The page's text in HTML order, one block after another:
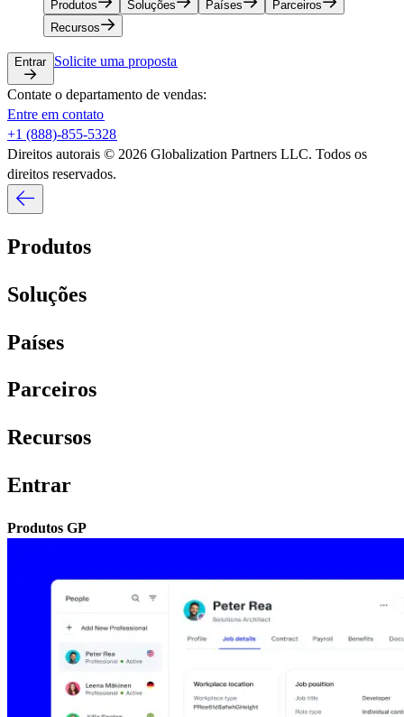
Produtos​​ Soluções​​ Países​​
Parceiros​​
Recursos​​
Entrar​​ Solicite uma proposta​​
Contate o departamento de vendas:​​
Entre em contato​​
+1 (888)-855-5328​​
Direitos autorais © 2026 Globalization Partners LLC. Todos os
direitos reservados.​​
Produtos​​
Soluções​​
Países​​
Parceiros​​
Recursos​​
Entrar​​
Produtos GP​​